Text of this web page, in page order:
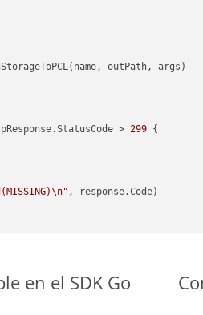
> 299 {
, response.Code)
en el SDK Go